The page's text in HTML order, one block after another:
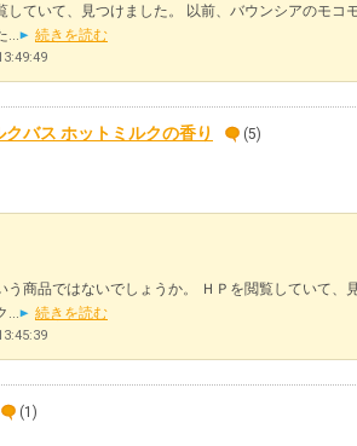
していて、見つけました。 以前、バウンシアのモコ
続きを読む
バス ホットミルクの香り
(5)
う商品ではないでしょうか。 ＨＰを閲覧していて、
...
続きを読む
(1)